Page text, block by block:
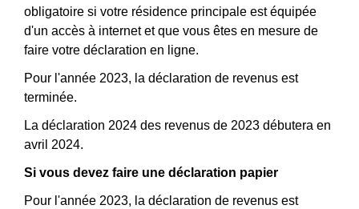
obligatoire si votre résidence principale est équipée
d'un accès à internet et que vous êtes en mesure de
faire votre déclaration en ligne.
Pour l'année 2023, la déclaration de revenus est
terminée.
La déclaration 2024 des revenus de 2023 débutera en
avril 2024.
Si vous devez faire une déclaration papier
Pour l'année 2023, la déclaration de revenus est